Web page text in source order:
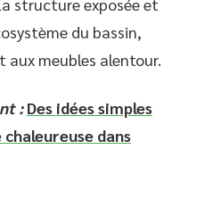
du bassin,
aux meubles alentour.
: Des idées simples
dans